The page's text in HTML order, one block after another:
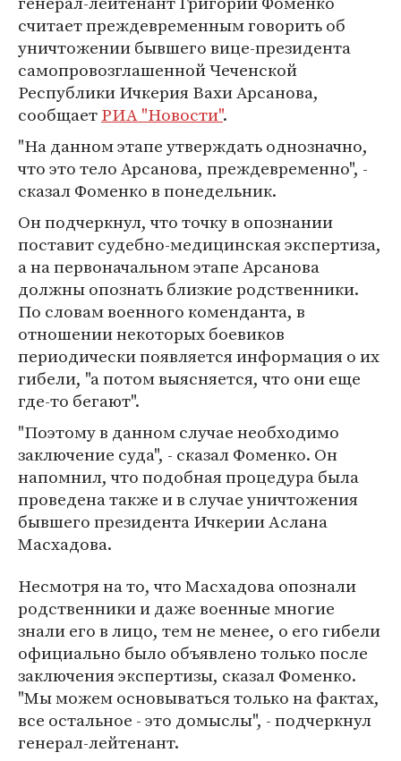
считает преждевременным говорить об
уничтожении бывшего вице-президента
самопровозглашенной Чеченской
Республики Ичкерия Вахи Арсанова,
сообщаетРИА "Новости".
"На данном этапе утверждать однозначно,
что это тело Арсанова, преждевременно", -
сказал Фоменко в понедельник.
Он подчеркнул, что точку в опознании
поставит судебно-медицинская экспертиза,
а на первоначальном этапе Арсанова
должны опознать близкие родственники.
По словам военного коменданта, в
отношении некоторых боевиков
периодически появляется информация о их
гибели, "а потом выясняется, что они еще
где-то бегают".
"Поэтому в данном случае необходимо
заключение суда", - сказал Фоменко. Он
напомнил, что подобная процедура была
проведена также и в случае уничтожения
бывшего президента Ичкерии Аслана
Масхадова.
Несмотря на то, что Масхадова опознали
родственники и даже военные многие
знали его в лицо, тем не менее, о его гибели
официально было объявлено только после
заключения экспертизы, сказал Фоменко.
"Мы можем основываться только на фактах,
все остальное - это домыслы", - подчеркнул
генерал-лейтенант.